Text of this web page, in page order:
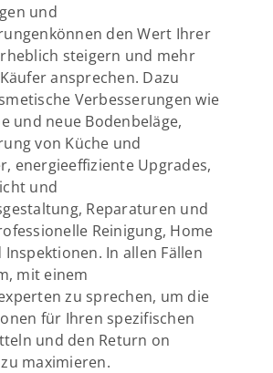
und
den Wert Ihrer
steigern und mehr
ansprechen. Dazu
Verbesserungen wie
und neue Bodenbeläge,
von Küche und
energieeffiziente Upgrades,
und
Reparaturen und
Reinigung, Home
Inspektionen. In allen Fällen
mit einem
zu sprechen, um die
für Ihren spezifischen
und den Return on
maximieren.